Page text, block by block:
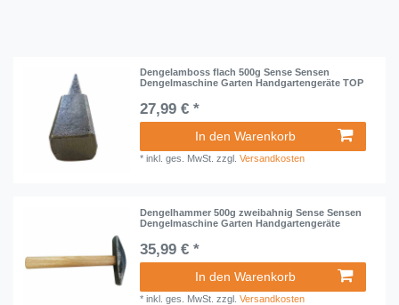
Dengelamboss flach 500g Sense Sensen
Dengelmaschine Garten Handgartengeräte TOP
27,99 € *
In den Warenkorb
*inkl. ges. MwSt. zzgl.Versandkosten
Dengelhammer 500g zweibahnig Sense Sensen
Dengelmaschine Garten Handgartengeräte
35,99 € *
In den Warenkorb
*inkl. ges. MwSt. zzgl.Versandkosten